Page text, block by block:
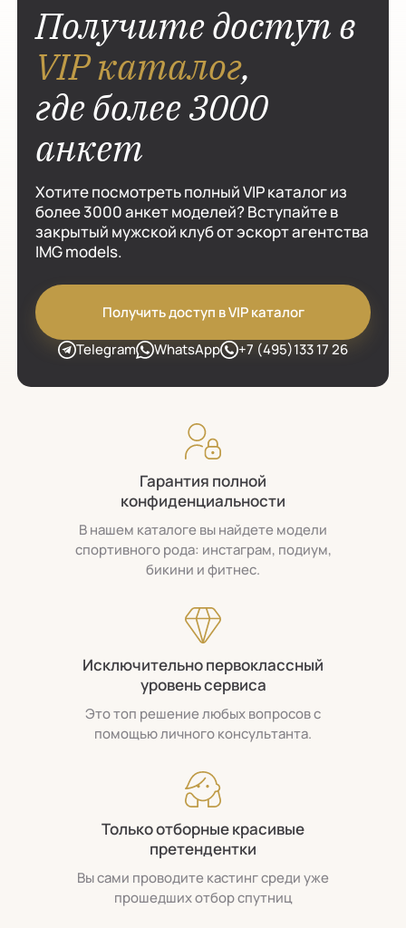
Получите доступ в
VIP каталог,
где более 3000
анкет
Хотите посмотреть полный VIP каталог из
более 3000 анкет моделей? Вступайте в
закрытый мужской клуб от эскорт агентства
IMG models.
Получить доступ в VIP каталог
Telegram
WhatsApp +7 (495)133 17 26
Гарантия полной
конфиденциальности
В нашем каталоге вы найдете модели
спортивного рода: инстаграм, подиум,
бикини и фитнес.
Исключительно первоклассный
уровень сервиса
Это топ решение любых вопросов с
помощью личного консультанта.
Только отборные красивые
претендентки
Вы сами проводите кастинг среди уже
прошедших отбор спутниц